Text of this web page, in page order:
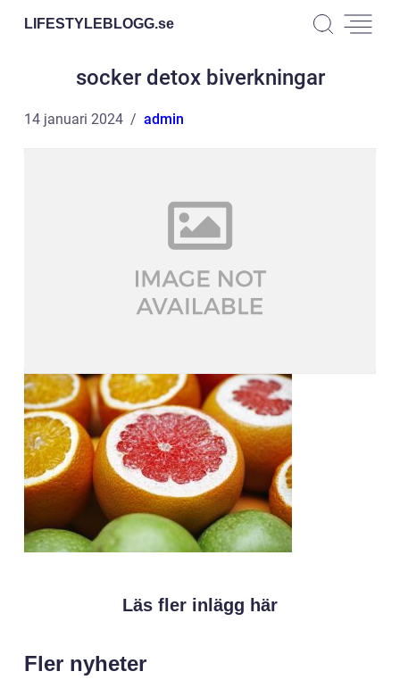
LIFESTYLEBLOGG.se
socker detox biverkningar
14 januari 2024 admin
Läs fler inlägg här
Fler nyheter